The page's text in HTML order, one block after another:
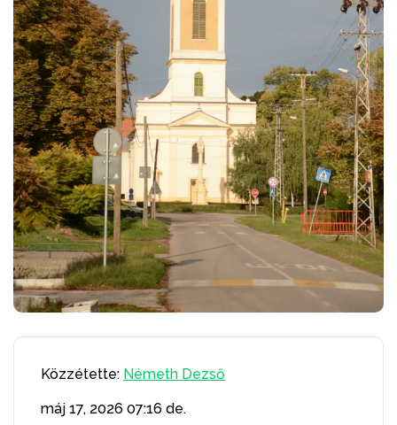
Közzétette: Németh Dezső
máj 17, 2026 07:16 de.